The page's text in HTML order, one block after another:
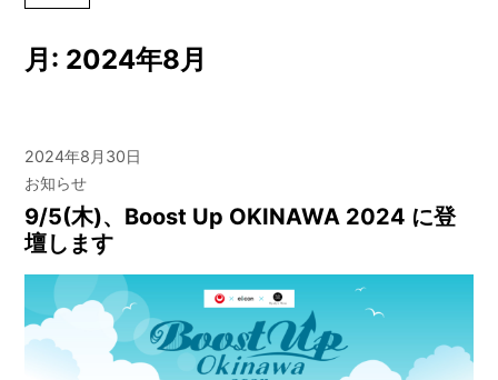
月: 2024年8月
2024年8月30日
お知らせ
9/5(木)、Boost Up OKINAWA 2024 に登
壇します